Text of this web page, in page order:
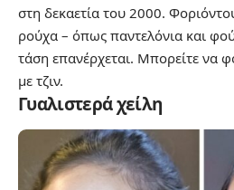
στη δεκαετία του 2000.
ρούχα – όπως παντελόνια και
τάση επανέρχεται. Μπορείτε να
με τζιν.
Γυαλιστερά χείλη